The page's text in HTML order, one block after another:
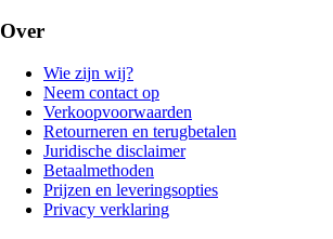
Over
Wie zijn wij?
Neem contact op
Verkoopvoorwaarden
Retourneren en terugbetalen
Juridische disclaimer
Betaalmethoden
Prijzen en leveringsopties
Privacy verklaring